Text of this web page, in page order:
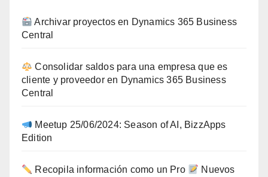
Archivar proyectos en Dynamics 365 Business
Central
Consolidar saldos para una empresa que es
cliente y proveedor en Dynamics 365 Business
Central
Meetup 25/06/2024: Season of AI, BizzApps
Edition
Recopila información como un Pro
Nuevos